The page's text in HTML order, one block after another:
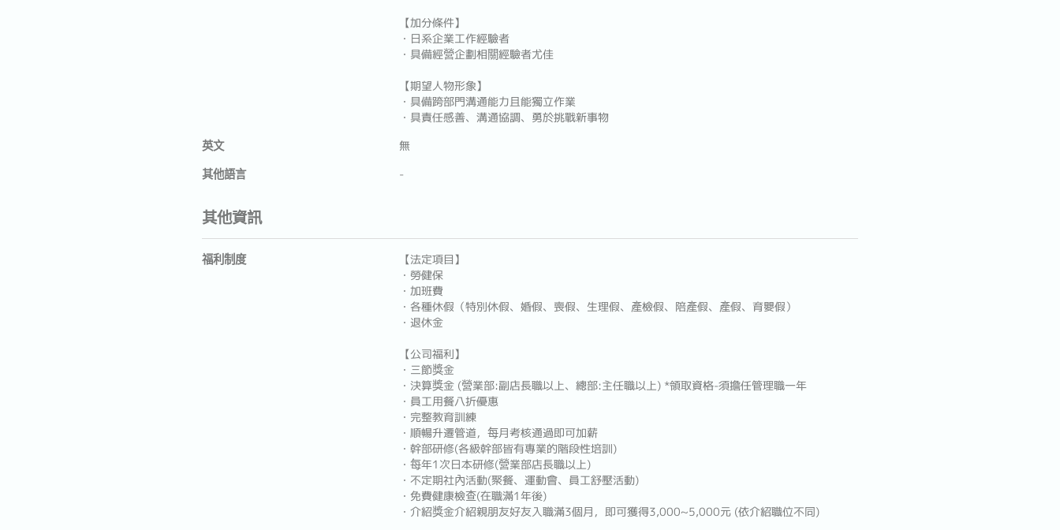
【加分條件】
・日系企業工作經驗者
・具備經營企劃相關經驗者尤佳
【期望人物形象】
・具備跨部門溝通能力且能獨立作業
・具責任感善、溝通協調、勇於挑戰新事物
英文 無
其他語言 -
其他資訊
福利制度
【法定項目】
・勞健保
・加班費
・各種休假（特別休假、婚假、喪假、生理假、產檢假、陪產假、產假、育嬰假）
・退休金
【公司福利】
・三節獎金
・決算獎金 (營業部:副店長職以上、總部:主任職以上) *領取資格-須擔任管理職一年
・員工用餐八折優惠
・完整教育訓練
・順暢升遷管道，每月考核通過即可加薪
・幹部研修(各級幹部皆有專業的階段性培訓)
・每年1次日本研修(營業部店長職以上)
・不定期社內活動(聚餐、運動會、員工舒壓活動)
・免費健康檢查(在職滿1年後)
・介紹獎金介紹親朋友好友入職滿3個月，即可獲得3,000~5,000元 (依介紹職位不同)